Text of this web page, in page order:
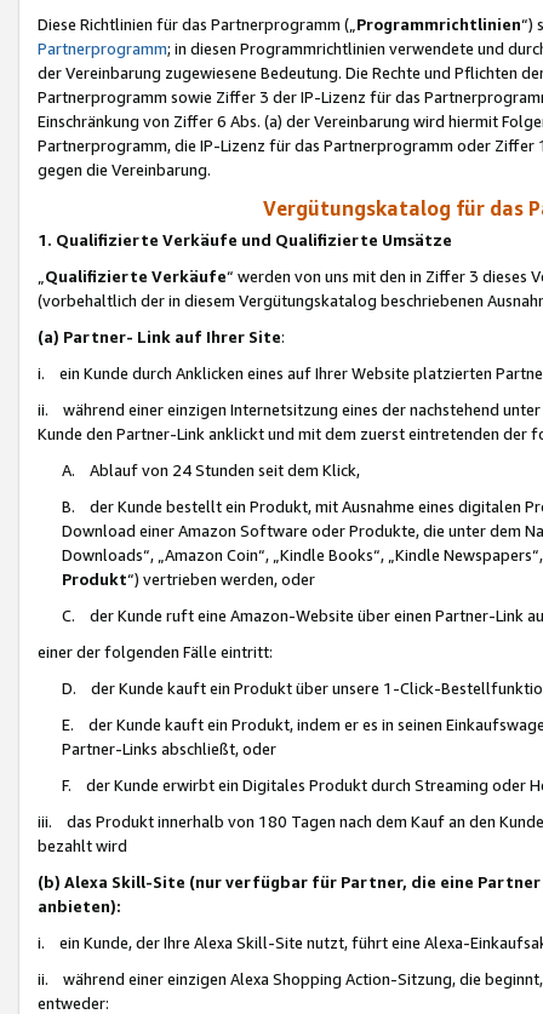
Diese Richtlinien für das Partnerprogramm („Programmrichtlinien“)
Partnerprogramm; in diesen Programmrichtlinien verwendete und
der Vereinbarung zugewiesene Bedeutung. Die Rechte und Pflichten
Partnerprogramm sowie Ziffer 3 der IP-Lizenz für das
Einschränkung von Ziffer 6 Abs. (a) der Vereinbarung wird hiermit
Partnerprogramm, die IP-Lizenz für das Partnerprogramm oder
gegen die Vereinbarung.
Vergütungskatalog für das
1. Qualifizierte Verkäufe und Qualifizierte Umsätze
Qualifizierte Verkäufe“ werden von uns mit den in Ziffer 3
(vorbehaltlich der in diesem Vergütungskatalog beschriebenen
(a) Partner- Link auf Ihrer Site:
i. ein Kunde durch Anklicken eines auf Ihrer Website platzierten
ii. während einer einzigen Internetsitzung eines der nachstehend
Kunde den Partner-Link anklickt und mit dem zuerst eintretenden der
A. Ablauf von 24 Stunden seit dem Klick,
B. der Kunde bestellt ein Produkt, mit Ausnahme eines digitalen
Download einer Amazon Software oder Produkte, die unter dem
Downloads“, „Amazon Coin“, „Kindle Books“, „Kindle
Produkt“) vertrieben werden, oder
C. der Kunde ruft eine Amazon-Website über einen Partner-Link
einer der folgenden Fälle eintritt:
D. der Kunde kauft ein Produkt über unsere 1-Click-
E. der Kunde kauft ein Produkt, indem er es in seinen
Partner-Links abschließt, oder
F. der Kunde erwirbt ein Digitales Produkt durch Streaming oder
iii. das Produkt innerhalb von 180 Tagen nach dem Kauf an den
bezahlt wird
(b) Alexa Skill-Site (nur verfügbar für Partner, die eine
anbieten):
i. ein Kunde, der Ihre Alexa Skill-Site nutzt, führt eine Alexa-
ii. während einer einzigen Alexa Shopping Action-Sitzung, die
entweder: